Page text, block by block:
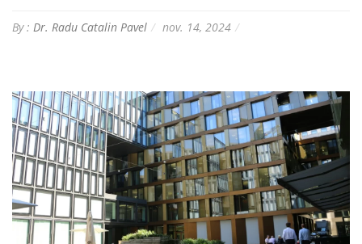
By : Dr. Radu Catalin Pavel nov. 14, 2024